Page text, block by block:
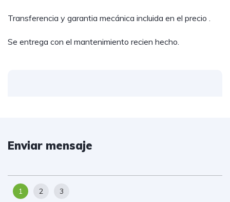
Transferencia y garantia mecánica incluida en el precio .
Se entrega con el mantenimiento recien hecho.
Enviar mensaje
1 2 3